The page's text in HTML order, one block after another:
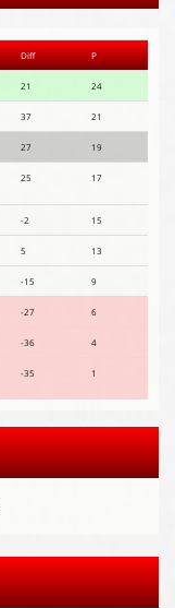
Diff P
21 24
37 21
27 19
25 17
-2 15
5 13
-15 9
-27 6
-36 4
-35 1